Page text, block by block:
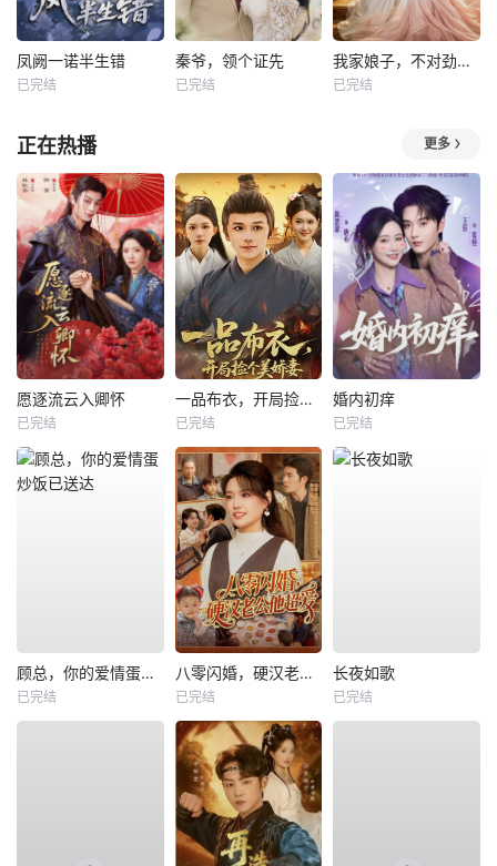
凤阙一诺半生错
已完结
秦爷，领个证先
已完结
我家娘子，不对劲第四季
已完结
正在热播 更多
愿逐流云入卿怀
已完结
一品布衣，开局捡个美娇妻
已完结
婚内初痒
已完结
顾总，你的爱情蛋炒饭已送达
已完结
八零闪婚，硬汉老公他超爱
已完结
长夜如歌
已完结